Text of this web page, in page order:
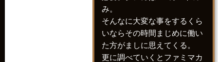
み。
そんなに大変な事をするくら
いならその時間まじめに働い
た方がましに思えてくる。
更に調べていくとファミマカ